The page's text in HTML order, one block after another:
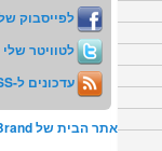
לפייסבוק
לטוויטר שלי
עדכונים ל-RSS
אתר הבית של eBrand